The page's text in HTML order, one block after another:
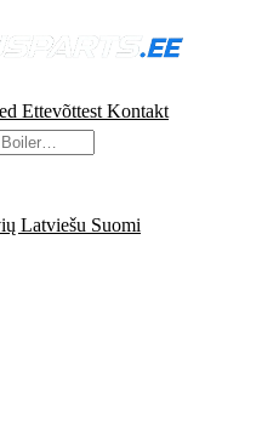
Ettevõttest Kontakt
Latviešu Suomi